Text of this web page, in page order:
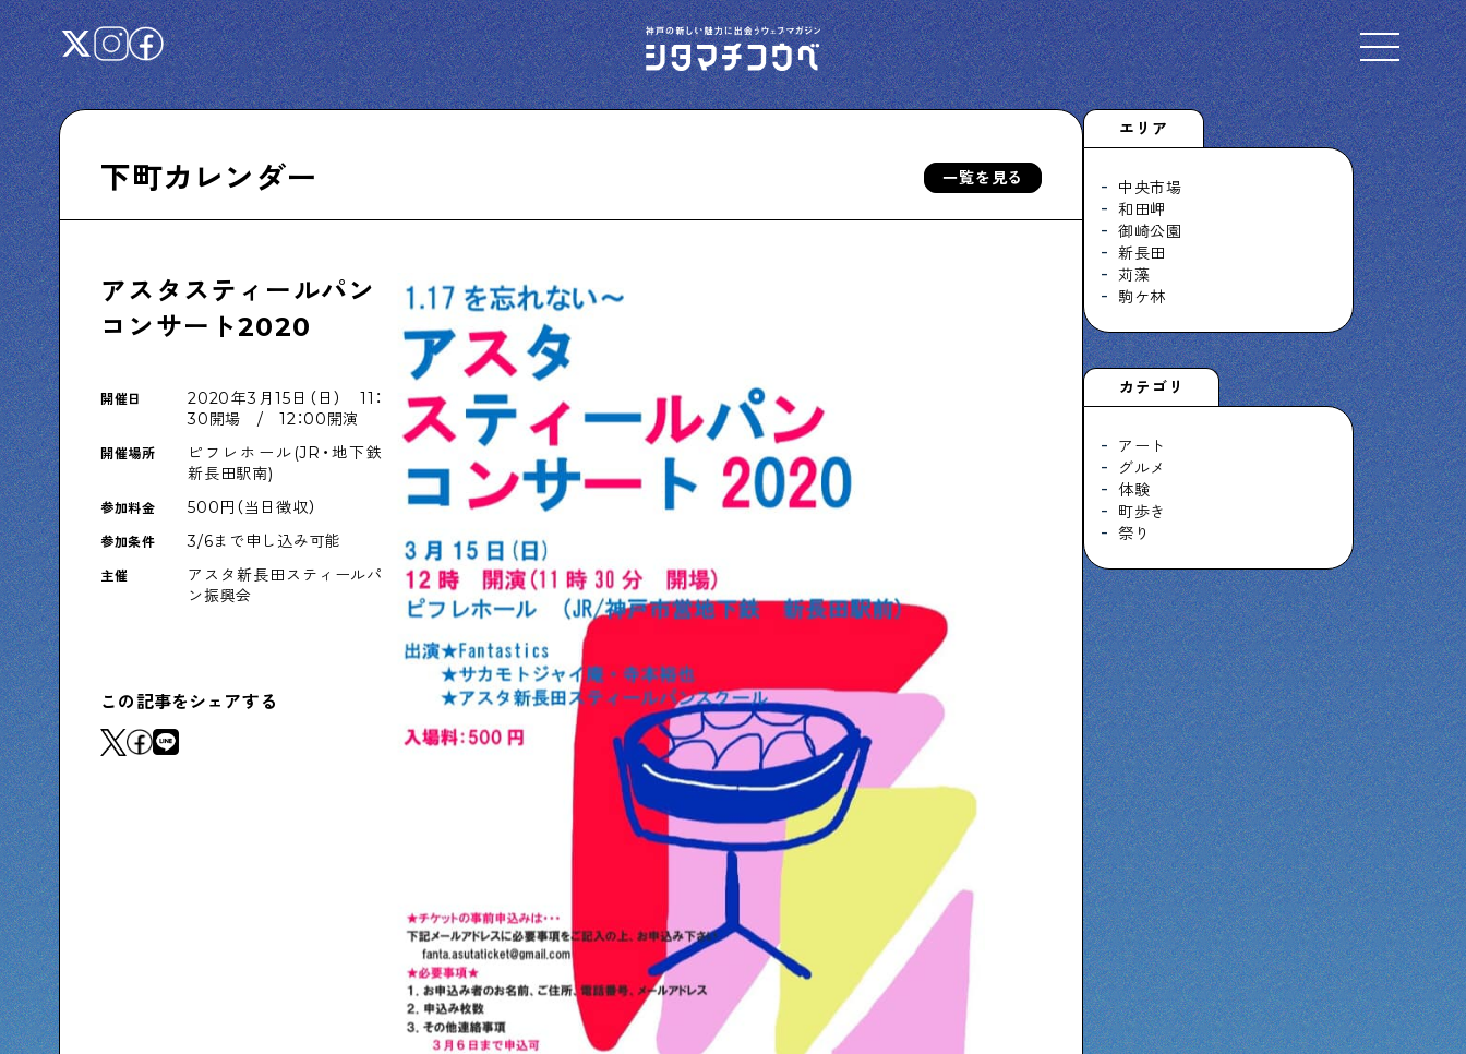
Select Language▼
下町くらし不動産
物件情報やリノベーション事例を紹介します
下町に暮らす人たちに日記を書いてもらいま
した
下町ならではの家みたいな店を紹介する記事
です
ぶらり、下町
下町の特集記事です
下町コラム
下町の「あの人」が書く連載記事です
Shitamachi Chemistry
シタマチコウベについて 下町START UP 週刊下町日和
下町カレンダー 一覧を見る
アスタスティールパン
コンサート2020
開催日
2020年3月15日（日） 11：
30開場 / 12：00開演
開催場所
ピフレホール(JR・地下鉄
新長田駅南)
参加料金 500円（当日徴収）
参加条件 3/6まで申し込み可能
主催
アスタ新長田スティールパ
ン振興会
この記事をシェアする
エリア
中央市場
和田岬
御崎公園
新長田
苅藻
駒ケ林
カテゴリ
アート
グルメ
体験
町歩き
祭り